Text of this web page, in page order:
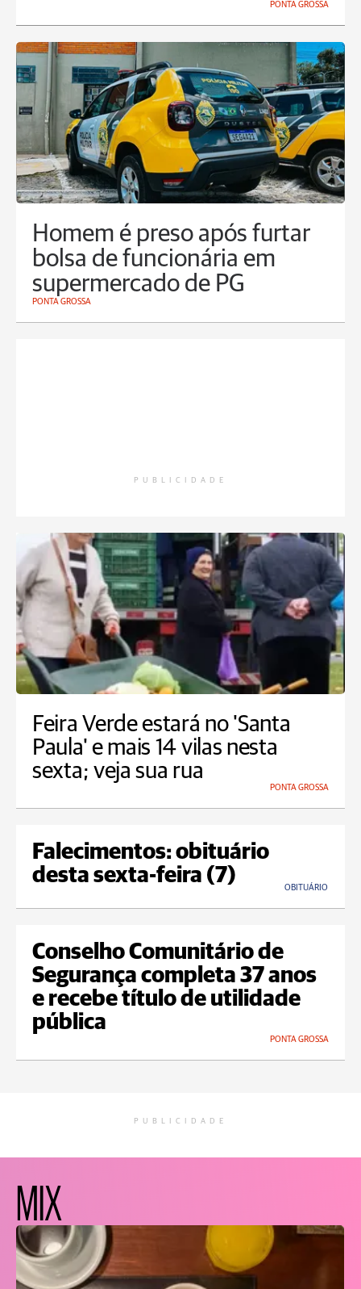
PONTA GROSSA
Homem é preso após furtar
bolsa de funcionária em
supermercado de PG
PONTA GROSSA
PUBLICIDADE
Feira Verde estará no 'Santa
Paula' e mais 14 vilas nesta
sexta; veja sua rua
PONTA GROSSA
Falecimentos: obituário
desta sexta-feira (7)
OBITUÁRIO
Conselho Comunitário de
Segurança completa 37 anos
e recebe título de utilidade
pública
PONTA GROSSA
PUBLICIDADE
MIX